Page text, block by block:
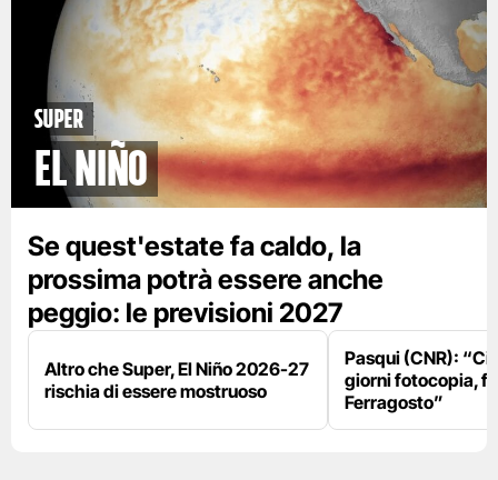
Super
El Niño
Se quest'estate fa caldo, la
prossima potrà essere anche
peggio: le previsioni 2027
Altro che Super, El Niño 2026-27
rischia di essere mostruoso
Pasqui (CNR):
giorni fotocopia,
Ferragosto”